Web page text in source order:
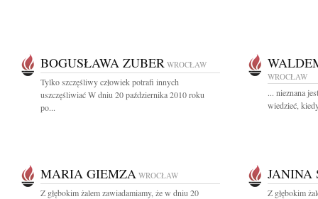
BOGUSŁAWA ZUBER WROCŁAW
Tylko szczęśliwy człowiek potrafi innych
uszczęśliwiać W dniu 20 października 2010 roku
po...
WROCŁAW
... nieznana
wiedzieć,
MARIA GIEMZA WROCŁAW
Z głębokim żalem zawiadamiamy, że w dniu 20
JANINA
Z głębokim